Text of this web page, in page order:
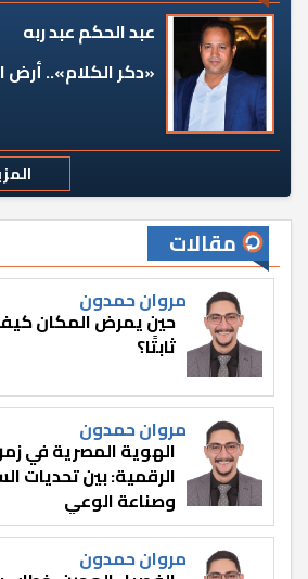
عبد الحكم عبد ربه
«دكر الكلام».. أرض
مقالات
مروان حمدون
حين يمرض المكان
ثابتًا؟
مروان حمدون
الهوية المصرية في
الرقمية: بين تحديات
وصناعة الوعي
مروان حمدون